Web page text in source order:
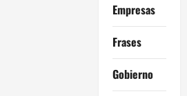
Empresas
Frases
Gobierno